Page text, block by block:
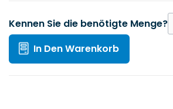
Kennen Sie die benötigte Menge?
In Den Warenkorb